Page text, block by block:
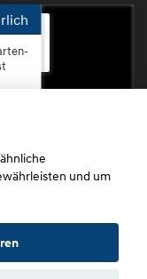
Scherhag
und um